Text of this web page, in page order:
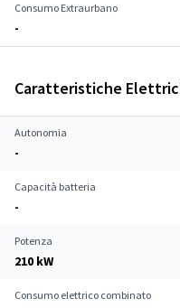
Consumo Extraurbano
-
Caratteristiche
Autonomia
-
Capacità batteria
-
Potenza
210 kW
Consumo elettrico combinato